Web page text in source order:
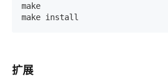
make
make install
扩展